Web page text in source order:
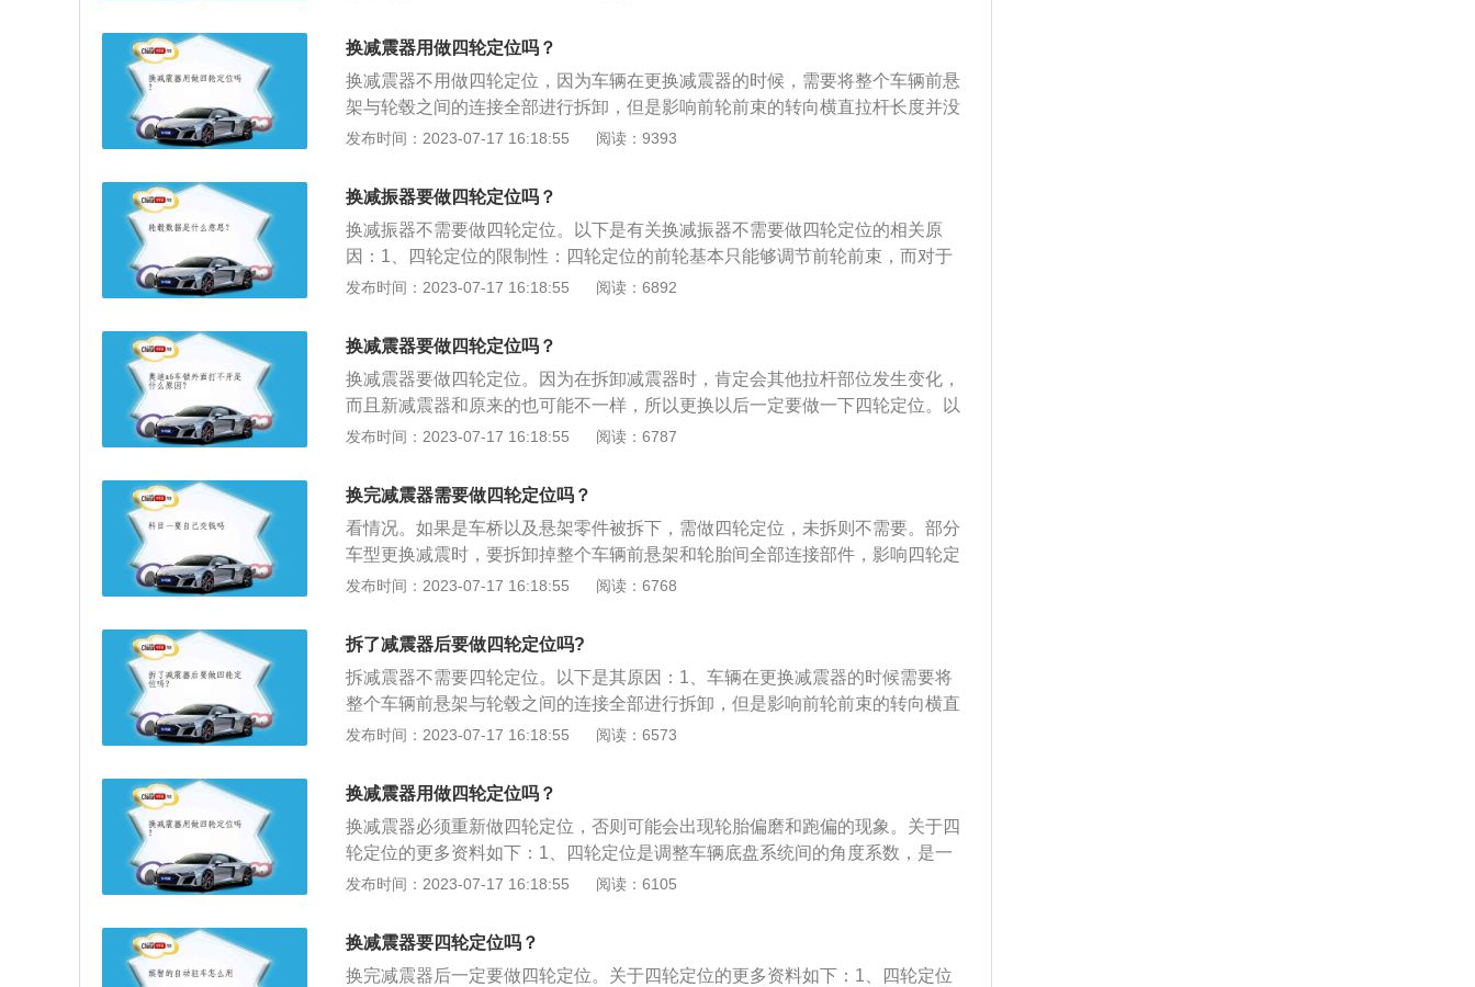
复车辆稳定性转向及抓地力的问题。汽车的四个轮胎、转向机构、前后车轴之间
的距离安装必须具有一定的相对位置，这个位置都是由汽车生产厂家制定的标准
值。
换减震器用做四轮定位吗？
换减震器不用做四轮定位，因为车辆在更换减震器的时候，需要将整个车辆前悬
架与轮毂之间的连接全部进行拆卸，但是影响前轮前束的转向横直拉杆长度并没
有因此发生改变，而当更换完减震器，将转向横直拉杆安装之后，其相对位置也
垫、弹簧座、轴承、顶胶、螺母组成，减震器总成利用流体把弹簧的弹性能量转
换成热能使车辆运动收敛合理化，从而消除路面带来的震动提高行驶稳定性，给
驾驶者舒适感和稳定感。
发布时间：2023-07-17 16:18:55 阅读：9393
换减振器要做四轮定位吗？
换减振器不需要做四轮定位。以下是有关换减振器不需要做四轮定位的相关原
因：1、四轮定位的限制性：四轮定位的前轮基本只能够调节前轮前束，而对于
主销后倾、主销内倾以及前轮外倾基本都是由出厂设定，不能后期调节。2、减
之间的连接全部进行拆卸，但是影响前轮前束的转向横直拉杆长度并没有因此发
生改变。而当更换完减震器，将转向横直拉杆安装之后，其相对位置也会恢复原
样。
发布时间：2023-07-17 16:18:55 阅读：6892
换减震器要做四轮定位吗？
换减震器要做四轮定位。因为在拆卸减震器时，肯定会其他拉杆部位发生变化，
而且新减震器和原来的也可能不一样，所以更换以后一定要做一下四轮定位。以
下是关于四轮定位的具体介绍：1、原理：四轮定位是以车辆的四轮参数为依
是使汽车保持稳定的直线行驶和转向轻便，并减少汽车在行驶中轮胎和转向机件
的磨损。
发布时间：2023-07-17 16:18:55 阅读：6787
换完减震器需要做四轮定位吗？
看情况。如果是车桥以及悬架零件被拆下，需做四轮定位，未拆则不需要。部分
车型更换减震时，要拆卸掉整个车辆前悬架和轮胎间全部连接部件，影响四轮定
位参数，因此换完减震器应该重新做四轮定位。以下是要做四轮定位的情况：
异常。胎压过高会加剧胎面磨损，胎压过低会加剧胎面两侧磨损；一侧出现偏
磨，则是外倾角出现偏差。4、车桥以及悬架的零件被拆下过。
发布时间：2023-07-17 16:18:55 阅读：6768
拆了减震器后要做四轮定位吗?
拆减震器不需要四轮定位。以下是其原因：1、车辆在更换减震器的时候需要将
整个车辆前悬架与轮毂之间的连接全部进行拆卸，但是影响前轮前束的转向横直
拉杆长度并没有因此发生改变。2、当更换完减震器将转向横直拉杆安装之后，
间的相对位置关系（车轮、转向节、前轴等），其中针对前轮的定位一共包括四
个项目：主销后倾、主销内倾、前轮外倾和前轮前束；针对后轮的一共包括：后
轮外倾及后轮前束两个项目。
发布时间：2023-07-17 16:18:55 阅读：6573
换减震器用做四轮定位吗？
换减震器必须重新做四轮定位，否则可能会出现轮胎偏磨和跑偏的现象。关于四
轮定位的更多资料如下：1、四轮定位是调整车辆底盘系统间的角度系数，是一
种维修手段，定位过程会对车的各部件系数进行调整，改变车部件的原始系数。
顺手、方向盘抖动以及跑偏，会使驾驶者开车更容易疲惫，增加出现交通事故的
概率，还有可能导致油耗增加。
发布时间：2023-07-17 16:18:55 阅读：6105
换减震器要四轮定位吗？
换完减震器后一定要做四轮定位。关于四轮定位的更多资料如下：1、四轮定位